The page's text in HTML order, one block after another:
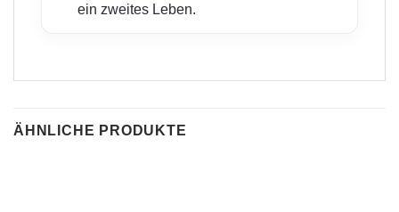
ein zweites Leben.
ÄHNLICHE PRODUKTE